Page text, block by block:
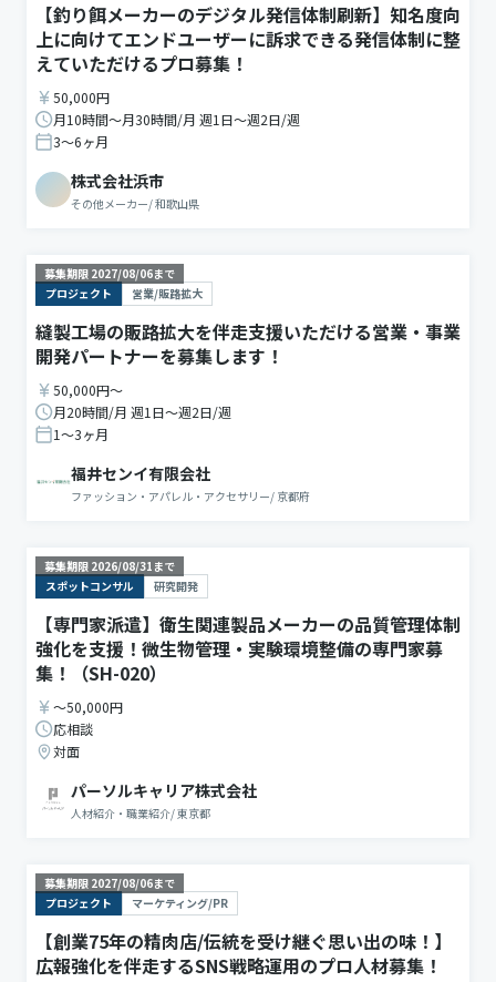
【釣り餌メーカーのデジタル発信体制刷新】知名度向
上に向けてエンドユーザーに訴求できる発信体制に整
えていただけるプロ募集！
50,000円
月10時間〜月30時間/月 週1日〜週2日/週
3〜6ヶ月
株式会社浜市
その他メーカー/和歌山県
募集期限 2027/08/06まで
プロジェクト
営業/販路拡大
縫製工場の販路拡大を伴走支援いただける営業・事業
開発パートナーを募集します！
50,000円〜
月20時間/月 週1日〜週2日/週
1〜3ヶ月
福井センイ有限会社
ファッション・アパレル・アクセサリー/ 京都府
募集期限 2026/08/31 まで
スポットコンサル
研究開発
【専門家派遣】衛生関連製品メーカーの品質管理体制
強化を支援！微生物管理・実験環境整備の専門家募
集！（SH-020）
〜50,000円
応相談
対面
パーソルキャリア株式会社
人材紹介・職業紹介/東京都
募集期限 2027/08/06まで
プロジェクト
マーケティング/PR
【創業75年の精肉店/伝統を受け継ぐ思い出の味！】
広報強化を伴走するSNS戦略運用のプロ人材募集！